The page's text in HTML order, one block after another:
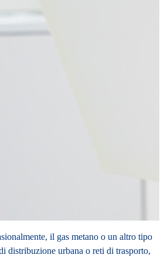
il gas metano o un altro tipo
distribuzione urbana o reti di trasporto,